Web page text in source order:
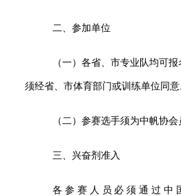
二、参加单位
（一）各省、市专业队均可
须经省、市体育部门或训练单位同意
（二）参赛选手须为中帆协会
三、兴奋剂准入
各参赛人员必须通过中